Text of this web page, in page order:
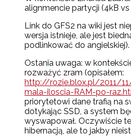
alignmencie partycji (4kB vs
Link do GFS2 na wiki jest
wersja istnieje, ale jest
podlinkować do angielskiej).
Ostania uwaga: w
rozważyć zram (opisałem:
http://rozie.blox.pl/2011/
mala-iloscia-RAM-po-
priorytetowi dane trafią na
dotykając SSD, a system
wyswapował. Oczywiście
hibernacją, ale to jakby